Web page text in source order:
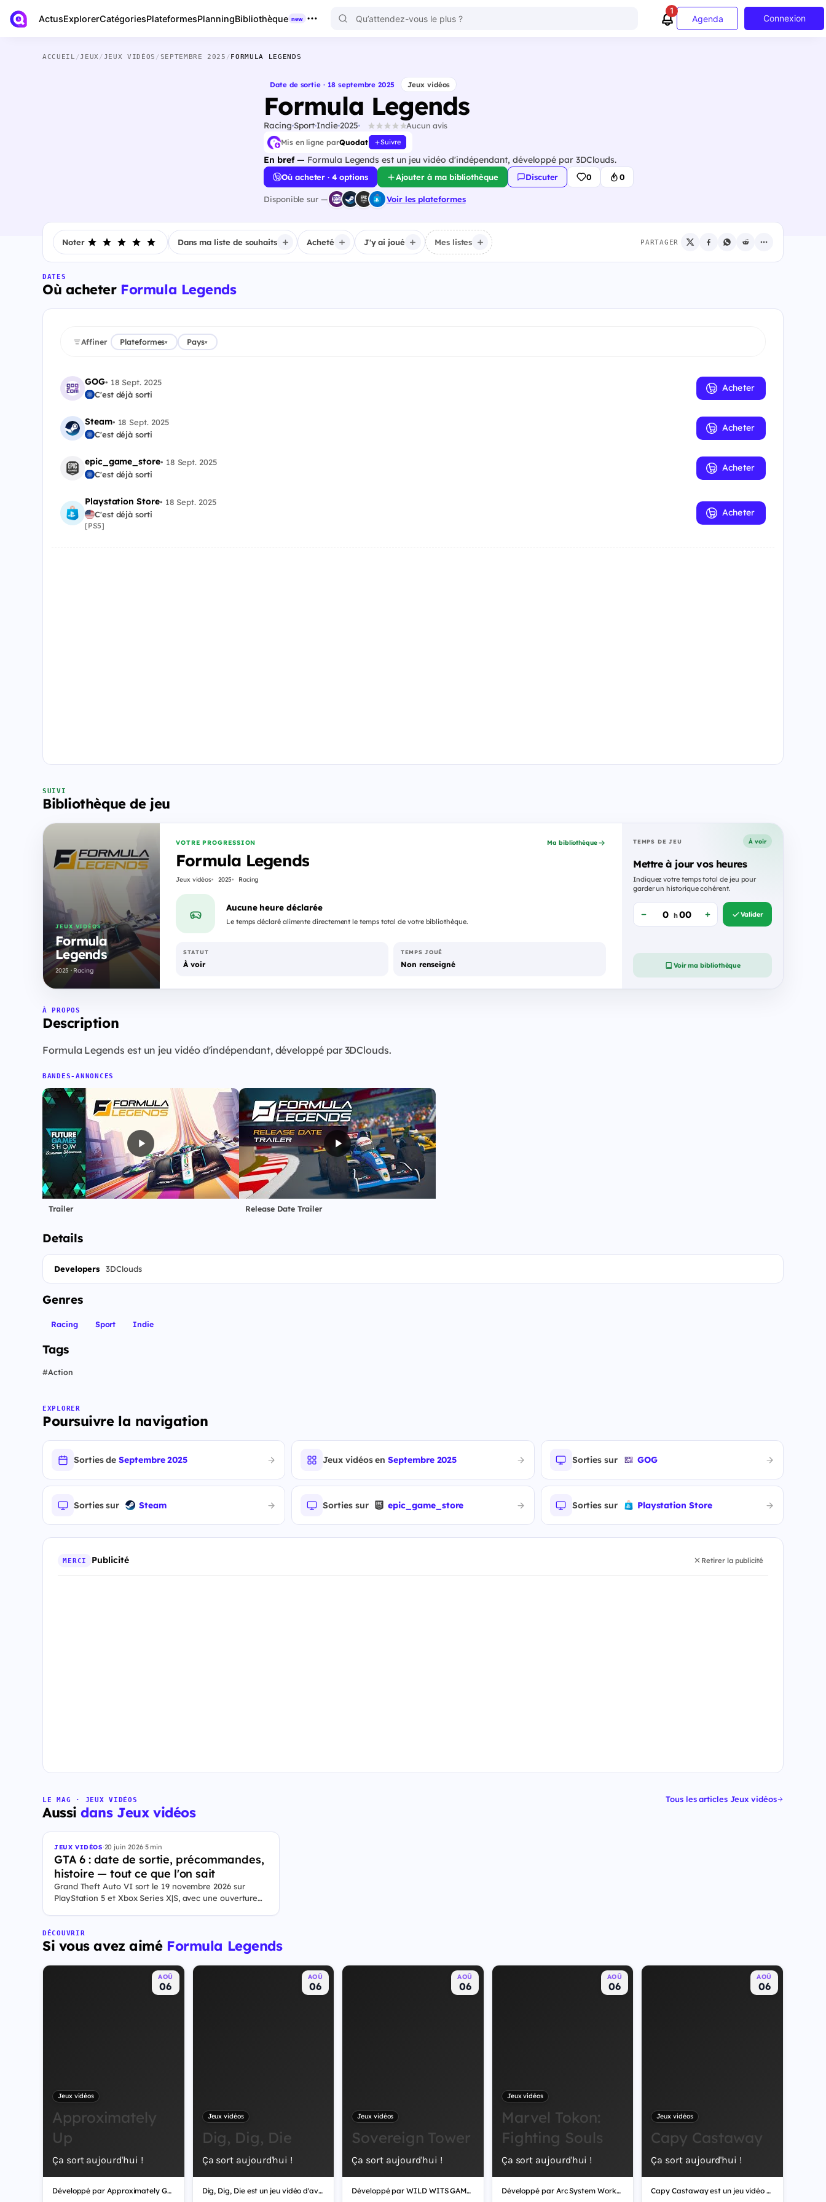
ActusExplorerCatégoriesPlateformesPlanningBibliothèque new
1
Agenda Connexion
ACCUEIL /JEUX/JEUX VIDÉOS /SEPTEMBRE 2025 /FORMULA LEGENDS
Date de sortie · 18 septembre 2025 Jeux vidéos
Formula Legends
Racing Sport Indie2025 Aucun avis
Mis en ligne parQuodat Suivre
En bref — Formula Legends est un jeu vidéo d'indépendant, développé par 3DClouds.
Où acheter · 4 options Ajouter à ma bibliothèque Discuter 0 0
Disponible sur — Voir les plateformes
Noter Dans ma liste de souhaits Acheté J'y ai joué Mes listes PARTAGER
DATES
Où acheter Formula Legends
Affiner Plateformes▾ Pays▾
GOG• 18 Sept. 2025
C'est déjà sorti
Acheter
Steam• 18 Sept. 2025
C'est déjà sorti
Acheter
epic_game_store• 18 Sept. 2025
C'est déjà sorti
Acheter
Playstation Store• 18 Sept. 2025
C'est déjà sorti
[PS5]
Acheter
SUIVI
Bibliothèque de jeu
JEUX VIDÉOS
Formula
Legends
2025 · Racing
VOTRE PROGRESSION
Formula Legends
Jeux vidéos 2025 Racing
Ma bibliothèque
Aucune heure déclarée
Le temps déclaré alimente directement le temps total de votre bibliothèque.
STATUT
À voir
TEMPS JOUÉ
Non renseigné
TEMPS DE JEU À voir
Mettre à jour vos heures
Indiquez votre temps total de jeu pour
garder un historique cohérent.
h Valider
Voir ma bibliothèque
À PROPOS
Description
Formula Legends est un jeu vidéo d'indépendant, développé par 3DClouds.
BANDES-ANNONCES
Trailer Release Date Trailer
Details
Developers 3DClouds
Genres
Racing Sport Indie
Tags
#Action
EXPLORER
Poursuivre la navigation
Sorties deSeptembre 2025 Jeux vidéos enSeptembre 2025 Sorties sur GOG
Sorties sur Steam Sorties sur epic_game_store Sorties sur Playstation Store
MERCI Publicité Retirer la publicité
LE MAG · JEUX VIDÉOS
Aussidans Jeux vidéos
Tous les articles Jeux vidéos
JEUX VIDÉOS·20 juin 2026·5 min
GTA 6 : date de sortie, précommandes,
histoire — tout ce que l'on sait
Grand Theft Auto VI sort le 19 novembre 2026 sur
PlayStation 5 et Xbox Series X|S, avec une ouverture
City. Il met en scène pour la première fois un duo de
protagonistes jouables, Jason et Lucia, cette dernière
étant la première héroïne jouable d'un GTA principal.
DÉCOUVRIR
Si vous avez aimé Formula Legends
AOÛ
06
Jeux vidéos
Approximately
Up
Ça sort aujourd'hui !
Développé par Approximately Games, Approximately Up est un jeu vidéo de simulation.
AOÛ
06
Jeux vidéos
Dig, Dig, Die
Ça sort aujourd'hui !
Dig, Dig, Die est un jeu vidéo d'aventure, développé par Alice Games.
AOÛ
06
Jeux vidéos
Sovereign Tower
Ça sort aujourd'hui !
Développé par WILD WITS GAMES, Sovereign Tower est un jeu vidéo de rôle.
AOÛ
06
Jeux vidéos
Marvel Tokon:
Fighting Souls
Ça sort aujourd'hui !
Développé par Arc System Works, Marvel Tokon: Fighting Souls est un jeu vidéo de combat.
AOÛ
06
Jeux vidéos
Capy Castaway
Ça sort aujourd'hui !
Capy Castaway est un jeu vidéo d'aventure, développé par Kitten Cup Studio.